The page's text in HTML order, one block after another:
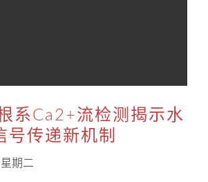
系Ca2+流检测揭示水
号传递新机制
期二